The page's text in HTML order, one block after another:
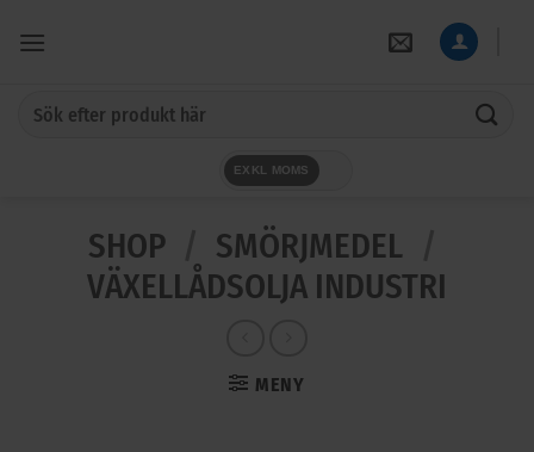
EXKL MOMS
SHOP SMÖRJMEDEL
VÄXELLÅDSOLJA INDUSTRI
MENY